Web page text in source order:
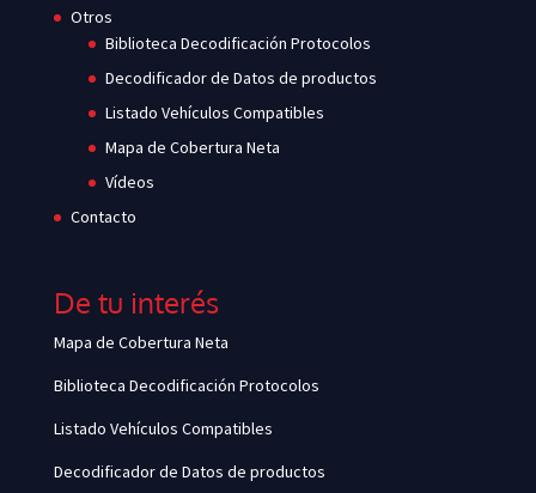
Otros
Biblioteca Decodificación Protocolos
Decodificador de Datos de productos
Listado Vehículos Compatibles
Mapa de Cobertura Neta
Vídeos
Contacto
De tu interés
Mapa de Cobertura Neta
Biblioteca Decodificación Protocolos
Listado Vehículos Compatibles
Decodificador de Datos de productos